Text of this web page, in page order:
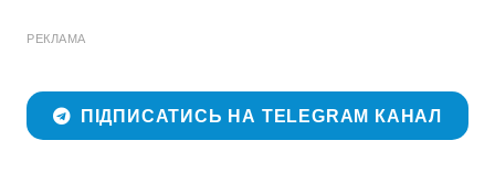
РЕКЛАМА
ПІДПИСАТИСЬ НА TELEGRAM КАНАЛ